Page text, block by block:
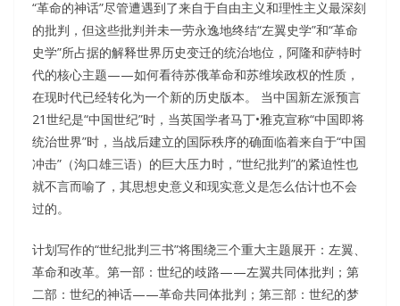
“革命的神话”尽管遭遇到了来自于自由主义和理性主义最深刻
的批判，但这些批判并未一劳永逸地终结“左翼史学”和“革命
史学”所占据的解释世界历史变迁的统治地位，阿隆和萨特时
代的核心主题——如何看待苏俄革命和苏维埃政权的性质，
在现时代已经转化为一个新的历史版本。 当中国新左派预言
21世纪是“中国世纪”时，当英国学者马丁•雅克宣称“中国即将
统治世界”时，当战后建立的国际秩序的确面临着来自于“中国
冲击”（沟口雄三语）的巨大压力时，“世纪批判”的紧迫性也
就不言而喻了，其思想史意义和现实意义是怎么估计也不会
过的。
计划写作的“世纪批判三书”将围绕三个重大主题展开：左翼、
革命和改革。第一部：世纪的歧路——左翼共同体批判；第
二部：世纪的神话——革命共同体批判；第三部：世纪的梦